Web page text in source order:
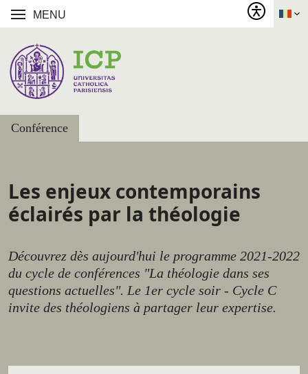
MENU
Conférence
Les enjeux contemporains
éclairés par la théologie
Découvrez dès aujourd'hui le programme 2021-2022
du cycle de conférences "La théologie dans ses
questions actuelles". Le 1er cycle soir - Cycle C
invite des théologiens à partager leur expertise.